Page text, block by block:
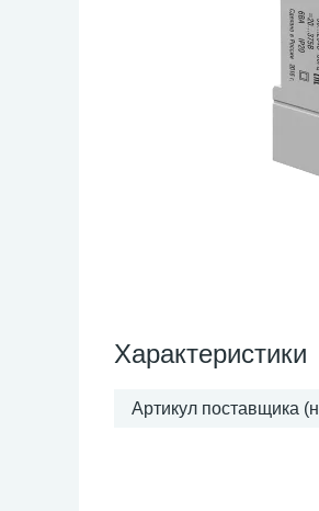
Характеристики
Артикул поставщика